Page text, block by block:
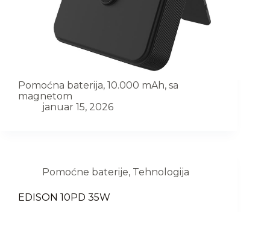
Pomoćna baterija, 10.000 mAh, sa
magnetom
januar 15, 2026
Pomoćne baterije, Tehnologija
EDISON 10PD 35W